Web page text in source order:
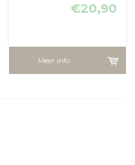
€20,90
Meer info